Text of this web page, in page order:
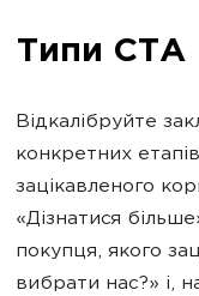
Типи СТА
Відкалібруйте
конкретних
зацікавленого
«Дізнатися
покупця, якого
вибрати нас?» і,